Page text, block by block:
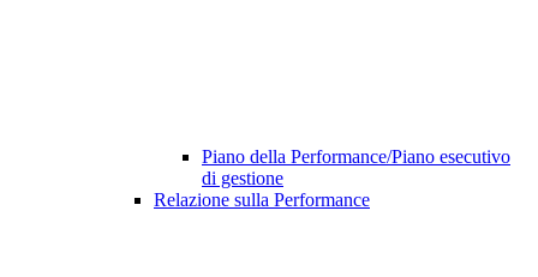
Piano della Performance/Piano esecutivo
di gestione
Relazione sulla Performance